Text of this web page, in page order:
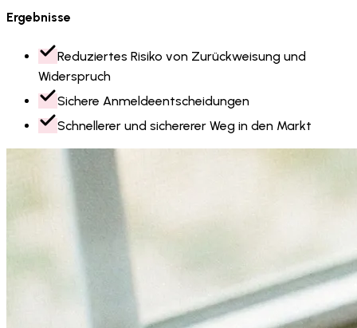
Ergebnisse
Reduziertes Risiko von Zurückweisung und
Widerspruch
Sichere Anmeldeentscheidungen
Schnellerer und sichererer Weg in den Markt